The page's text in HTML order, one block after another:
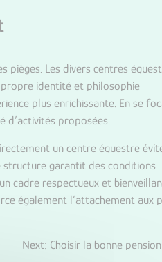
pièges. Les divers centres
propre identité et philosophie
plus enrichissante. En se
d’activités proposées.
un centre équestre
structure garantit des conditions
cadre respectueux et
également l’attachement aux
Next: Choisir la bonne